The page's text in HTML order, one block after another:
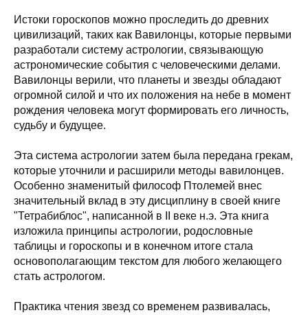
Истоки гороскопов можно проследить до древних
цивилизаций, таких как Вавилонцы, которые первыми
разработали систему астрологии, связывающую
астрономические события с человеческими делами.
Вавилонцы верили, что планеты и звезды обладают
огромной силой и что их положения на небе в момент
рождения человека могут формировать его личность,
судьбу и будущее.
Эта система астрологии затем была передана грекам,
которые уточнили и расширили методы вавилонцев.
Особенно знаменитый философ Птолемей внес
значительный вклад в эту дисциплину в своей книге
"Тетрабиблос", написанной в II веке н.э. Эта книга
изложила принципы астрологии, родословные
таблицы и гороскопы и в конечном итоге стала
основополагающим текстом для любого желающего
стать астрологом.
Практика чтения звезд со временем развивалась,